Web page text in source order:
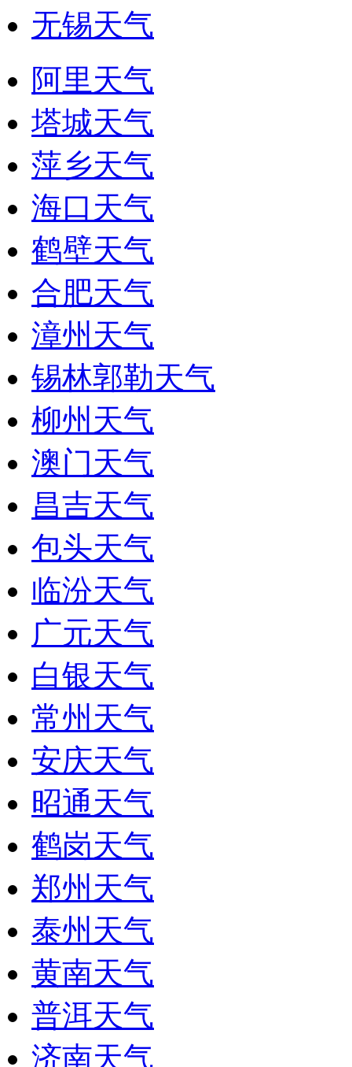
无锡天气
阿里天气
塔城天气
萍乡天气
海口天气
鹤壁天气
合肥天气
漳州天气
锡林郭勒天气
柳州天气
澳门天气
昌吉天气
包头天气
临汾天气
广元天气
白银天气
常州天气
安庆天气
昭通天气
鹤岗天气
郑州天气
泰州天气
黄南天气
普洱天气
济南天气